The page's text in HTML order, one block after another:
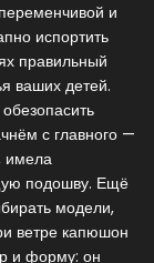
и
испортить
правильный
ваших детей.
с главного —
имела
подошву. Ещё
модели,
ветре капюшон
и форму: он